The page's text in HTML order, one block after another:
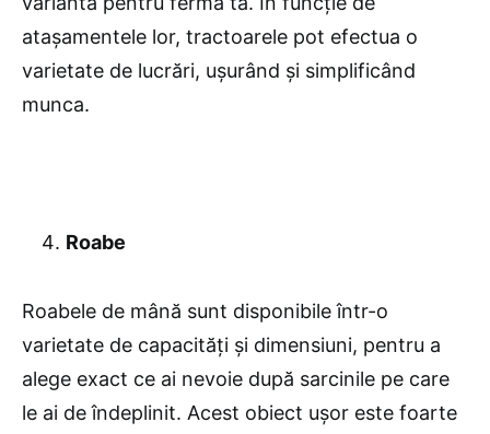
atașamentele lor, tractoarele pot efectua o
varietate de lucrări, ușurând și simplificând
munca.
Roabe
Roabele de mână sunt disponibile într-o
varietate de capacități și dimensiuni, pentru a
alege exact ce ai nevoie după sarcinile pe care
le ai de îndeplinit. Acest obiect ușor este foarte